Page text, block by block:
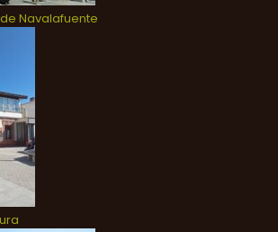
Navalafuente